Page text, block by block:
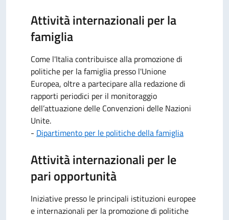
Attività internazionali per la
famiglia
Come l'Italia contribuisce alla promozione di
politiche per la famiglia presso l'Unione
Europea, oltre a partecipare alla redazionedi
rapporti periodici per il monitoraggio
dell’attuazione delle Convenzioni delle Nazioni
Unite.
- Dipartimento per le politiche della famiglia
Attività internazionali per le
pari opportunità
Iniziative presso le principali istituzioni europee
e internazionali per la promozione di politiche